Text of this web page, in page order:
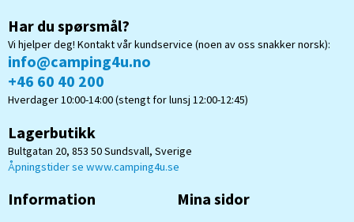
Har du spørsmål?
Vi hjelper deg! Kontakt vår kundservice (noen av oss snakker norsk):
info@camping4u.no
+46 60 40 200
Hverdager 10:00-14:00 (stengt for lunsj 12:00-12:45)
Lagerbutikk
Bultgatan 20, 853 50 Sundsvall, Sverige
Åpningstider se www.camping4u.se
Information Mina sidor